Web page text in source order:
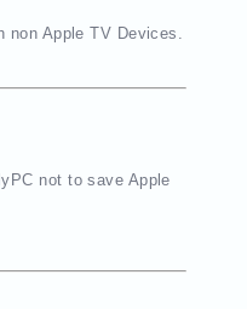
Apple TV Devices.
not to save Apple